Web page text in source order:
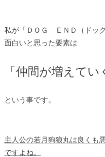
私が「ＤＯＧ ＥＮＤ（ドッ
面白いと思った要素は
「仲間が増えてい
という事です。
主人公の若月狗狼丸は良くも
ですよね。